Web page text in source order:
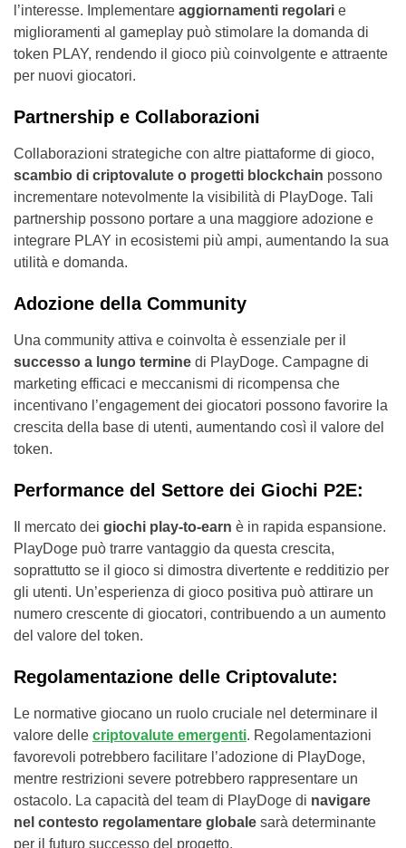
l’interesse. Implementare aggiornamenti regolari e
miglioramenti al gameplay può stimolare la domanda di
token PLAY, rendendo il gioco più coinvolgente e attraente
per nuovi giocatori.
Partnership e Collaborazioni
Collaborazioni strategiche con altre piattaforme di gioco,
scambio di criptovalute o progetti blockchain possono
incrementare notevolmente la visibilità di PlayDoge. Tali
partnership possono portare a una maggiore adozione e
integrare PLAY in ecosistemi più ampi, aumentando la sua
utilità e domanda.
Adozione della Community
Una community attiva e coinvolta è essenziale per il
successo a lungo termine di PlayDoge. Campagne di
marketing efficaci e meccanismi di ricompensa che
incentivano l’engagement dei giocatori possono favorire la
crescita della base di utenti, aumentando così il valore del
token.
Performance del Settore dei Giochi P2E:
Il mercato dei giochi play-to-earn è in rapida espansione.
PlayDoge può trarre vantaggio da questa crescita,
soprattutto se il gioco si dimostra divertente e redditizio per
gli utenti. Un’esperienza di gioco positiva può attirare un
numero crescente di giocatori, contribuendo a un aumento
del valore del token.
Regolamentazione delle Criptovalute:
Le normative giocano un ruolo cruciale nel determinare il
valore delle criptovalute emergenti. Regolamentazioni
favorevoli potrebbero facilitare l’adozione di PlayDoge,
mentre restrizioni severe potrebbero rappresentare un
ostacolo. La capacità del team di PlayDoge di navigare
nel contesto regolamentare globale sarà determinante
per il futuro successo del progetto.